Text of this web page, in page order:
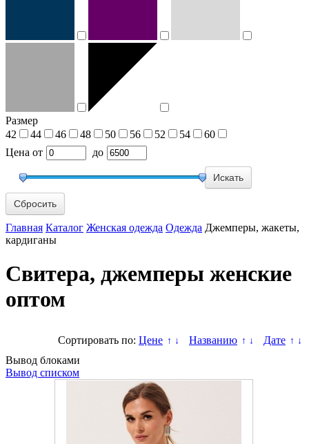
Размер
42
44 46 48 50 56 52 54
60
Цена от до
Сбросить
Главная Каталог Женская одежда Одежда Джемперы, жакеты,
кардиганы
Свитера, джемперы женские
оптом
Сортировать по: Цене ↑ ↓ Названию ↑ ↓ Дате ↑ ↓
Вывод блоками
Вывод списком